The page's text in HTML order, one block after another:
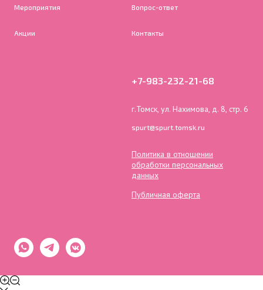
Мероприятия
Акции
Вопрос-ответ
Контакты
+7-983-232-21-68
г.Томск, ул. Нахимова, д. 8, стр. 6
spurt@spurt.tomsk.ru
Политика в отношении
обработки персональных
данных
Публичная оферта